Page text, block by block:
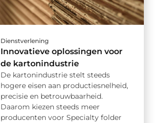
Dienstverlening
Innovatieve oplossingen voor
de kartonindustrie
De kartonindustrie stelt steeds
hogere eisen aan productiesnelheid,
precisie en betrouwbaarheid.
Daarom kiezen steeds meer
producenten voor Specialty folder